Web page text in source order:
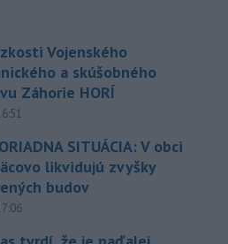
Vojenského
a skúšobného
Záhorie HORÍ
SITUÁCIA: V obci
likvidujú zvyšky
budov